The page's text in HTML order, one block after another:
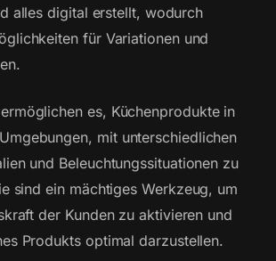
alles digital erstellt, wodurch
für Variationen und
es, Küchenprodukte in
mit unterschiedlichen
und Beleuchtungssituationen zu
sind ein mächtiges Werkzeug, um
der Kunden zu aktivieren und
Produkts optimal darzustellen.